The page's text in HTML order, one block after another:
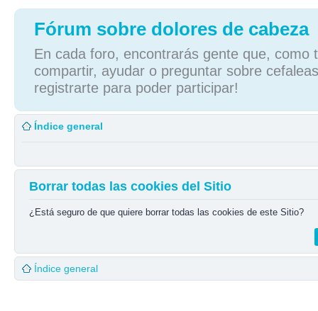
Fórum sobre dolores de cabeza
En cada foro, encontrarás gente que, como
compartir, ayudar o preguntar sobre
registrarte para poder participar!
Índice general
Borrar todas las cookies del Sitio
¿Está seguro de que quiere borrar todas las cookies de este Sitio?
Índice general